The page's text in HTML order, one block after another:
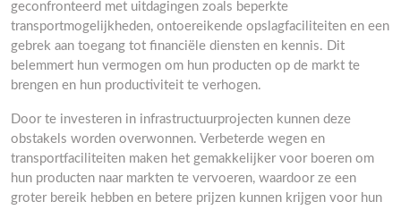
geconfronteerd met uitdagingen zoals beperkte
transportmogelijkheden, ontoereikende opslagfaciliteiten en een
gebrek aan toegang tot financiële diensten en kennis. Dit
belemmert hun vermogen om hun producten op de markt te
brengen en hun productiviteit te verhogen.
Door te investeren in infrastructuurprojecten kunnen deze
obstakels worden overwonnen. Verbeterde wegen en
transportfaciliteiten maken het gemakkelijker voor boeren om
hun producten naar markten te vervoeren, waardoor ze een
groter bereik hebben en betere prijzen kunnen krijgen voor hun